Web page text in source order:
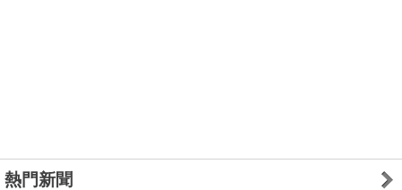
熱門新聞